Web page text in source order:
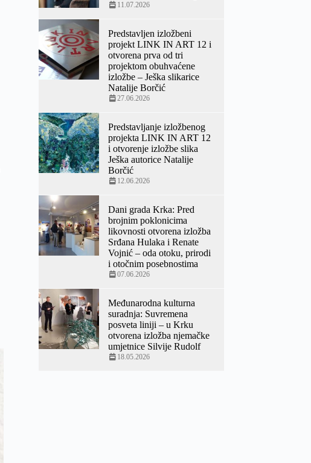
11.07.2026
Predstavljen izložbeni
projekt LINK IN ART 12 i
otvorena prva od tri
projektom obuhvaćene
izložbe – Ješka slikarice
Natalije Borčić
27.06.2026
Predstavljanje izložbenog
projekta LINK IN ART 12
i otvorenje izložbe slika
Ješka autorice Natalije
Borčić
12.06.2026
Dani grada Krka: Pred
brojnim poklonicima
likovnosti otvorena izložba
Srđana Hulaka i Renate
Vojnić – oda otoku, prirodi
i otočnim posebnostima
07.06.2026
Međunarodna kulturna
suradnja: Suvremena
posveta liniji – u Krku
otvorena izložba njemačke
umjetnice Silvije Rudolf
18.05.2026